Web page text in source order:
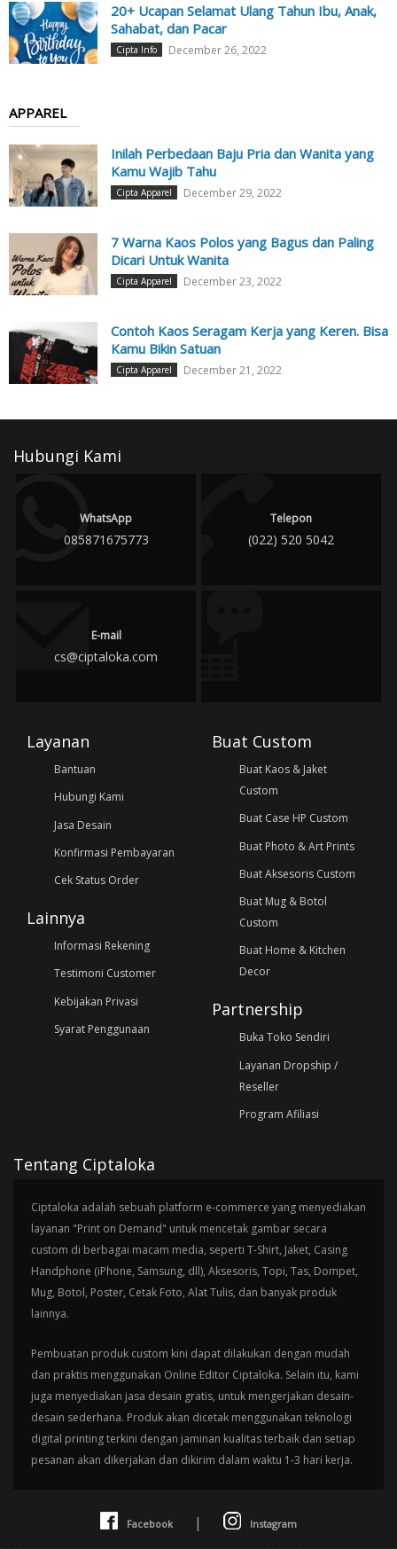
20+ Ucapan Selamat Ulang Tahun Ibu, Anak,
Sahabat, dan Pacar
Cipta Info December 26, 2022
APPAREL
Inilah Perbedaan Baju Pria dan Wanita yang
Kamu Wajib Tahu
Cipta Apparel December 29, 2022
7 Warna Kaos Polos yang Bagus dan Paling
Dicari Untuk Wanita
Cipta Apparel December 23, 2022
Contoh Kaos Seragam Kerja yang Keren. Bisa
Kamu Bikin Satuan
Cipta Apparel December 21, 2022
Hubungi Kami
WhatsApp
085871675773
Telepon
(022) 520 5042
E-mail
cs@ciptaloka.com
Layanan
Bantuan
Hubungi Kami
Jasa Desain
Konfirmasi Pembayaran
Cek Status Order
Lainnya
Informasi Rekening
Testimoni Customer
Kebijakan Privasi
Syarat Penggunaan
Buat Custom
Buat Kaos & Jaket
Custom
Buat Case HP Custom
Buat Photo & Art Prints
Buat Aksesoris Custom
Buat Mug & Botol
Custom
Buat Home & Kitchen
Decor
Partnership
Buka Toko Sendiri
Layanan Dropship /
Reseller
Program Afiliasi
Tentang Ciptaloka
Ciptaloka adalah sebuah platform e-commerce yang menyediakan
layanan "Print on Demand" untuk mencetak gambar secara
custom di berbagai macam media, seperti T-Shirt, Jaket, Casing
Handphone (iPhone, Samsung, dll), Aksesoris, Topi, Tas, Dompet,
Mug, Botol, Poster, Cetak Foto, Alat Tulis, dan banyak produk
lainnya.
Pembuatan produk custom kini dapat dilakukan dengan mudah
dan praktis menggunakan Online Editor Ciptaloka. Selain itu, kami
juga menyediakan jasa desain gratis, untuk mengerjakan desain-
desain sederhana. Produk akan dicetak menggunakan teknologi
digital printing terkini dengan jaminan kualitas terbaik dan setiap
pesanan akan dikerjakan dan dikirim dalam waktu 1-3 hari kerja.
Facebook | Instagram